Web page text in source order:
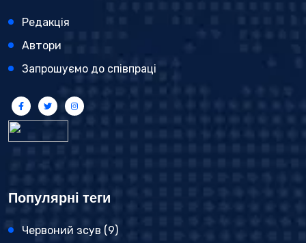
Редакція
Автори
Запрошуємо до співпраці
Популярні теги
Червоний зсув (9)